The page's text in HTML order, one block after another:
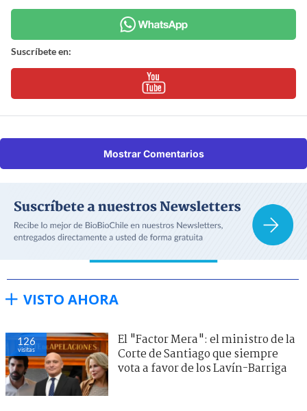
Suscríbete en:
Mostrar Comentarios
VISTO AHORA
126
visitas
El "Factor Mera": el ministro de la
Corte de Santiago que siempre
vota a favor de los Lavín-Barriga